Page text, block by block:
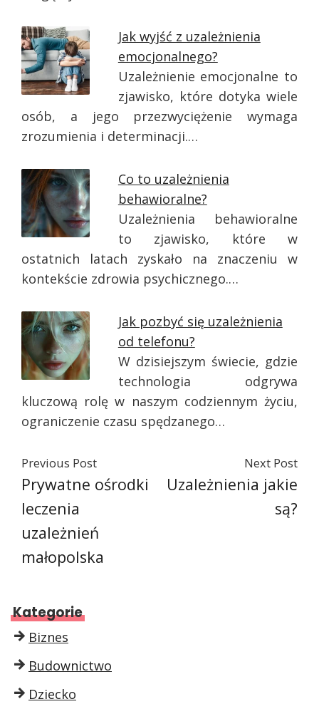
Jak wyjść z uzależnienia
emocjonalnego?
Uzależnienie emocjonalne to
zjawisko, które dotyka wiele
osób, a jego przezwyciężenie wymaga
zrozumienia i determinacji.…
Co to uzależnienia
behawioralne?
Uzależnienia behawioralne
to zjawisko, które w
ostatnich latach zyskało na znaczeniu w
kontekście zdrowia psychicznego.…
Jak pozbyć się uzależnienia
od telefonu?
W dzisiejszym świecie, gdzie
technologia odgrywa
kluczową rolę w naszym codziennym życiu,
ograniczenie czasu spędzanego…
Previous Post
Prywatne ośrodki
leczenia
uzależnień
małopolska
Next Post
Uzależnienia jakie
są?
Kategorie
Biznes
Budownictwo
Dziecko